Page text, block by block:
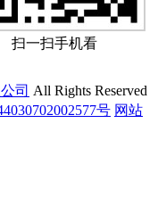
扫一扫手机看
司 All Rights Reserved
号 网站